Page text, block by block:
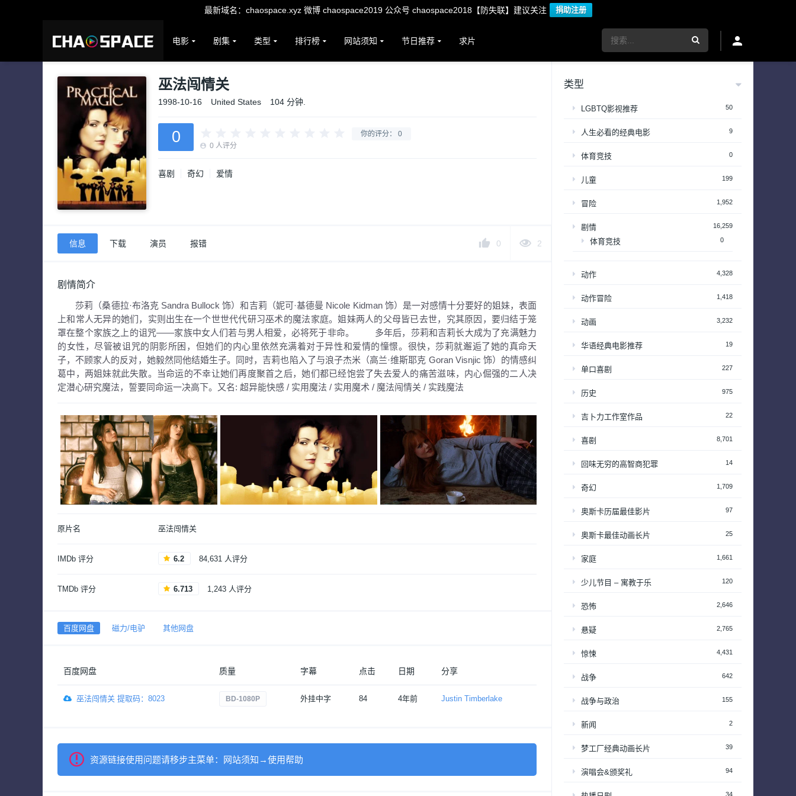
最新域名：chaospace.xyz 微博 chaospace2019 公众号 chaospace2018【防失联】建议关注 捐助注册
电影 剧集 类型 排行榜 网站须知 节日推荐 求片
巫法闯情关
1998-10-16 United States 104 分钟.
你的评分： 0
0 0 人评分
喜剧 奇幻 爱情
0 2
信息 下载 演员 报错
剧情简介
莎莉（桑德拉·布洛克 Sandra Bullock 饰）和吉莉（妮可·基德曼 Nicole Kidman 饰）是一对感情十分要好的姐妹，表面
上和常人无异的她们，实则出生在一个世世代代研习巫术的魔法家庭。姐妹两人的父母皆已去世，究其原因，要归结于笼
罩在整个家族之上的诅咒——家族中女人们若与男人相爱，必将死于非命。 多年后，莎莉和吉莉长大成为了充满魅力
的女性，尽管被诅咒的阴影所困，但她们的内心里依然充满着对于异性和爱情的憧憬。很快，莎莉就邂逅了她的真命天
子，不顾家人的反对，她毅然同他结婚生子。同时，吉莉也陷入了与浪子杰米（高兰·维斯耶克 Goran Visnjic 饰）的情感纠
葛中，两姐妹就此失散。当命运的不幸让她们再度聚首之后，她们都已经饱尝了失去爱人的痛苦滋味，内心倔强的二人决
定潜心研究魔法，誓要同命运一决高下。 又名: 超异能快感 / 实用魔法 / 实用魔术 / 魔法闯情关 / 实践魔法
原片名 巫法闯情关
IMDb 评分 6.2 84,631 人评分
TMDb 评分 6.713 1,243 人评分
百度网盘 磁力/电驴 其他网盘
百度网盘 质量 字幕 点击 日期 分享
巫法闯情关 提取码：8023 BD-1080P 外挂中字 84 4年前 Justin Timberlake
资源链接使用问题请移步主菜单：网站须知→使用帮助
类型
LGBTQ影视推荐 50
人生必看的经典电影 9
体育竞技 0
儿童 199
冒险 1,952
剧情 16,259
体育竞技 0
动作 4,328
动作冒险 1,418
动画 3,232
华语经典电影推荐 19
单口喜剧 227
历史 975
吉卜力工作室作品 22
喜剧 8,701
回味无穷的高智商犯罪 14
奇幻 1,709
奥斯卡历届最佳影片 97
奥斯卡最佳动画长片 25
家庭 1,661
少儿节目 – 寓教于乐 120
恐怖 2,646
悬疑 2,765
惊悚 4,431
战争 642
战争与政治 155
新闻 2
梦工厂经典动画长片 39
演唱会&颁奖礼 94
34